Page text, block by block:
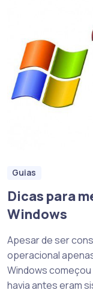
Guias
Dicas para
Windows
Apesar de ser
operacional
Windows começou
havia antes eram